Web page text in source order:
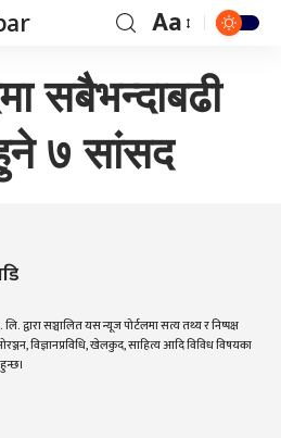
Aa
सबैभन्दाबढी
७ सांसद
द्वारा सञ्चालित यस न्यूज पोर्टलमा सत्य तथ्य र निष्पक्ष
विज्ञानप्रविधि, खेलकुद, साहित्य आदि विविध विषयका